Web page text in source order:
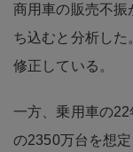
商用車の販売不振
ち込むと分析し
修正している。
一方、乗用車の
の2350万台を想